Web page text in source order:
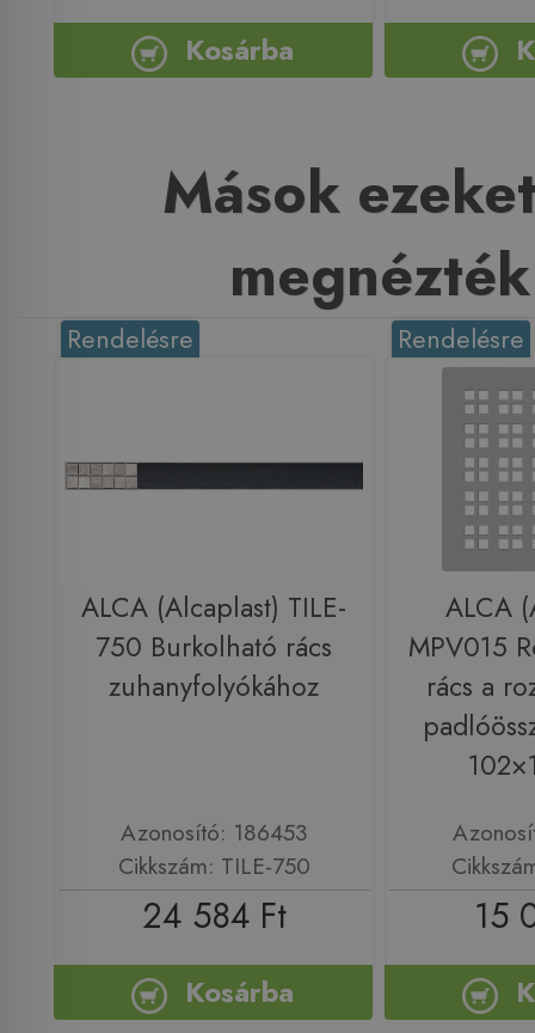
Kosárba
Mások
megnézték
Rendelésre
ALCA (Alcaplast) TILE-
750 Burkolható rács
zuhanyfolyókához
Azonosító: 186453
Cikkszám: TILE-750
24 584 Ft
Kosárba
Rendelésre
ALCA
MPV015
rács a
15